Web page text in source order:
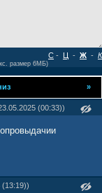
- Ц - Ж - К
С
размер 6МБ)
»
(00:33))
(13:19))